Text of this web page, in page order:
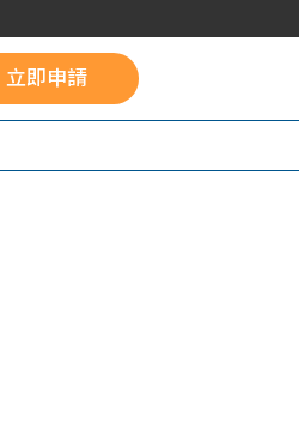
立即申請